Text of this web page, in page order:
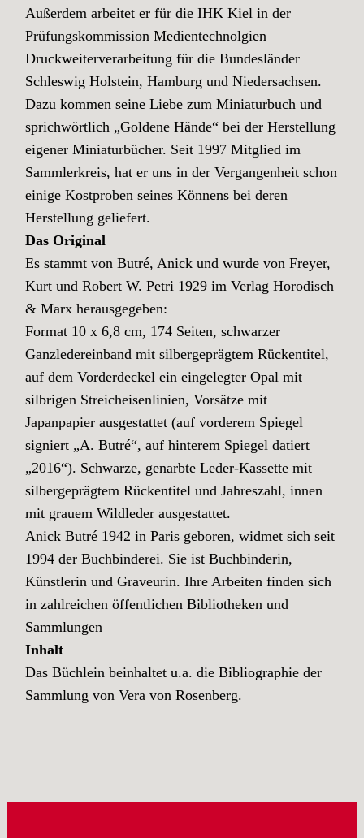
Außerdem arbeitet er für die IHK Kiel in der
Prüfungskommission Medientechnolgien
Druckweiterverarbeitung für die Bundesländer
Schleswig Holstein, Hamburg und Niedersachsen.
Dazu kommen seine Liebe zum Miniaturbuch und
sprichwörtlich „Goldene Hände“ bei der Herstellung
eigener Miniaturbücher. Seit 1997 Mitglied im
Sammlerkreis, hat er uns in der Vergangenheit schon
einige Kostproben seines Könnens bei deren
Herstellung geliefert.
Das Original
Es stammt von Butré, Anick und wurde von Freyer,
Kurt und Robert W. Petri 1929 im Verlag Horodisch
& Marx herausgegeben:
Format 10 x 6,8 cm, 174 Seiten, schwarzer
Ganzledereinband mit silbergeprägtem Rückentitel,
auf dem Vorderdeckel ein eingelegter Opal mit
silbrigen Streicheisenlinien, Vorsätze mit
Japanpapier ausgestattet (auf vorderem Spiegel
signiert „A. Butré“, auf hinterem Spiegel datiert
„2016“). Schwarze, genarbte Leder-Kassette mit
silbergeprägtem Rückentitel und Jahreszahl, innen
mit grauem Wildleder ausgestattet.
Anick Butré 1942 in Paris geboren, widmet sich seit
1994 der Buchbinderei. Sie ist Buchbinderin,
Künstlerin und Graveurin. Ihre Arbeiten finden sich
in zahlreichen öffentlichen Bibliotheken und
Sammlungen
Inhalt
Das Büchlein beinhaltet u.a. die Bibliographie der
Sammlung von Vera von Rosenberg.